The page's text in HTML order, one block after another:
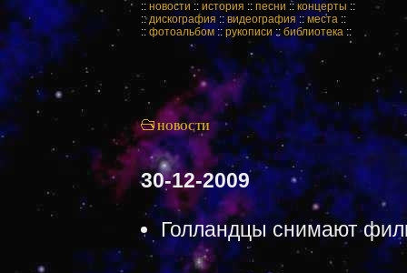
:: новости :: история :: песни :: концерты ::
::дискография :: видеография ::места ::
:: фотоальбом::рукописи::библиотека ::
НОВОСТИ
30-12-2009
Голландцы снимают